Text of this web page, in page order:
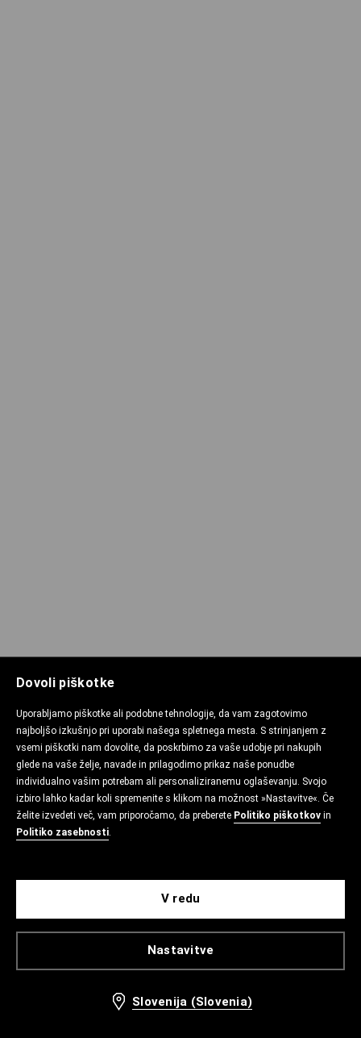
Dovoli piškotke
Uporabljamo piškotke ali podobne tehnologije, da vam zagotovimo
najboljšo izkušnjo pri uporabi našega spletnega mesta. S strinjanjem z
vsemi piškotki nam dovolite, da poskrbimo za vaše udobje pri nakupih
glede na vaše želje, navade in prilagodimo prikaz naše ponudbe
individualno vašim potrebam ali personaliziranemu oglaševanju. Svojo
izbiro lahko kadar koli spremenite s klikom na možnost »Nastavitve«. Če
želite izvedeti več, vam priporočamo, da preberete Politiko piškotkov in
Politiko zasebnosti.
Nastavitve
V redu
Slovenija (Slovenia)